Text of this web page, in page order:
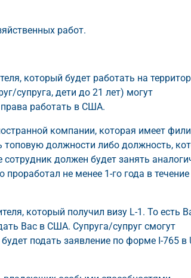
работ.
который будет работать на
супруга, дети до 21 лет) могут
работать в США.
компании, которая имеет
должности либо должность,
должен будет занять
не менее 1-го года в течение
который получил визу L-1. То есть
Вас в США. Супруга/супруг смогут
подать заявление по форме I-765 в